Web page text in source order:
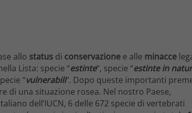
allo status di conservazione e alle minacce
Lista: specie “estinte“, specie “estinte in
“vulnerabili“. Dopo queste importanti
di una situazione rosea. Nel nostro Paese,
dell’IUCN, 6 delle 672 specie di vertebrati